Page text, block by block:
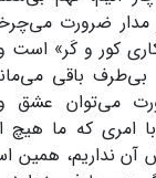
ضرورت
کور و کَر» است
بی‌طرف باقی
می‌توان عشق
امری که ما هیچ
آن نداریم،